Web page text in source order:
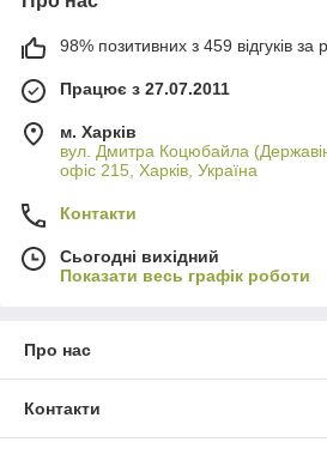
98% позитивних з 459 відгуків за
Працює з 27.07.2011
м. Харків
вул. Дмитра Коцюбайла
офіс 215, Харків, Україна
Контакти
Сьогодні вихідний
Показати весь графік роботи
Про нас
Контакти